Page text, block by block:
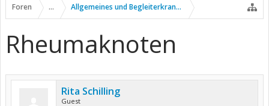
Foren ... Allgemeines und Begleiterkrankungen
Rheumaknoten
Rita Schilling
Guest